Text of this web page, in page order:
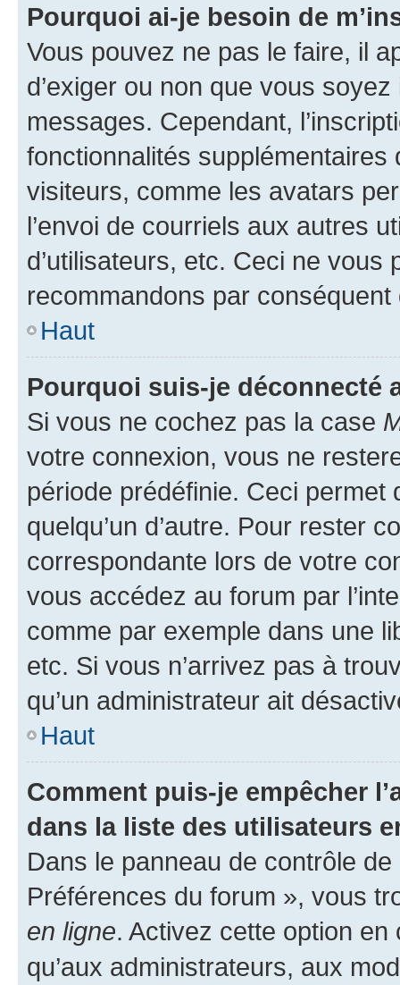
Pourquoi ai-je besoin de
Vous pouvez ne pas le faire, il
d’exiger ou non que vous
messages. Cependant,
fonctionnalités
visiteurs, comme les avatars
l’envoi de courriels aux autres
d’utilisateurs, etc. Ceci ne vous
recommandons par conséquent
Haut
Pourquoi suis-je déconnecté
Si vous ne cochez pas la case
votre connexion, vous ne
période prédéfinie. Ceci permet
quelqu’un d’autre. Pour rester
correspondante lors de votre
vous accédez au forum par
comme par exemple dans une
etc. Si vous n’arrivez pas à
qu’un administrateur ait
Haut
Comment puis-je empêcher
dans la liste des utilisateurs
Dans le panneau de contrôle
Préférences du forum », vous
en ligne. Activez cette option
qu’aux administrateurs, aux